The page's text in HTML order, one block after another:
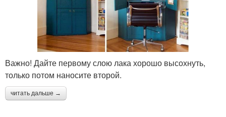
Важно! Дайте первому слою лака хорошо высохнуть,
только потом наносите второй.
читать дальше →